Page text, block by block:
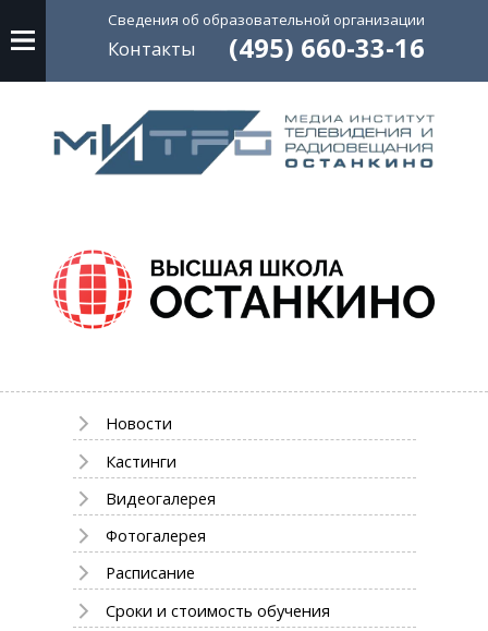
Сведения об образовательной организации
Контакты (495) 660-33-16
Новости
Кастинги
Видеогалерея
Фотогалерея
Расписание
Сроки и стоимость обучения